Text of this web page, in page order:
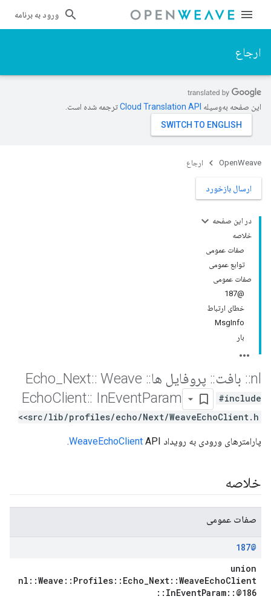
ورود به برنامه
ارجاع
این صفحه به‌وسیله ترجمه شده است.
OpenWeave ارجاع
ارسال بازخورد
در این صفحه
خلاصه
صفات عمومی
توابع عمومی
صفات عمومی
@187
خطای ارتباط
MsgInfo
بار
nl
:: بافت:: پروفایل ها::
Next:: Weave
EchoClient:: InEventParam
#include
<src/lib/profiles/echo/Next/WeaveEchoClient.h>
پارامترهای ورودی به رویداد WeaveEchoClient API.
خلاصه
صفات عمومی
@187
union
nl::Weave::Profiles::Echo_Next::WeaveEchoClient
::InEventParam::@186